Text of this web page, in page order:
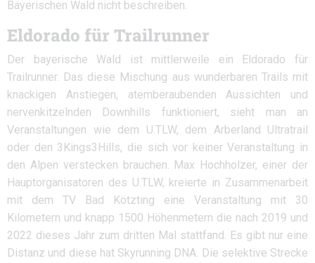
Bayerischen Wald nicht beschreiben.
Eldorado für Trailrunner
Der bayerische Wald ist mittlerweile ein Eldorado für
Trailrunner. Das diese Mischung aus wunderbaren Trails mit
knackigen Anstiegen, atemberaubenden Aussichten und
nervenkitzelnden Downhills funktioniert, sieht man an
Veranstaltungen wie dem U.TLW, dem Arberland Ultratrail
oder den 3Kings3Hills, die sich vor keiner Veranstaltung in
den Alpen verstecken brauchen. Max Hochholzer, einer der
Hauptorganisatoren des U.TLW, kreierte in Zusammenarbeit
mit dem TV Bad Kötzting eine Veranstaltung mit 30
Kilometern und knapp 1500 Höhenmetern die nach 2019 und
2022 dieses Jahr zum dritten Mal stattfand. Es gibt nur eine
Distanz und diese hat Skyrunning DNA. Die selektive Strecke